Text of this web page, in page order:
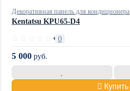
Декоративная панель для кондиционера
Kentatsu KPU65-D4
0
5 000 руб.
Купить